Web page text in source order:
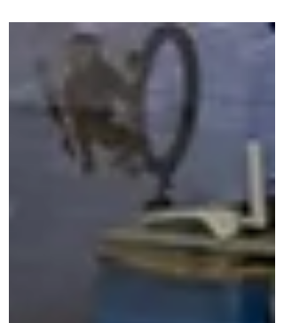
Auch wenn die Resonanz mit insgesamt 16
Teilnehmern aus vier Kreisvereinen noch
ausbaufähig war, tat dies der Motivation keinen
Abbruch. Im Vordergrund standen neben der
sportlichen Treffsicherheit vor allem das
harmonische Beisammensein und der
freundschaftliche Austausch über aktuelle